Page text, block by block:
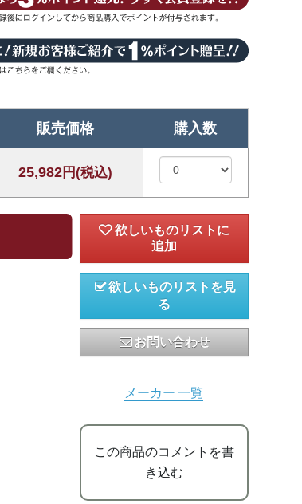
販売価格 購入数
25,982円(税込)
欲しいものリストを見
る
お問い合わせ
メーカー 一覧
この商品のコメントを書
き込む